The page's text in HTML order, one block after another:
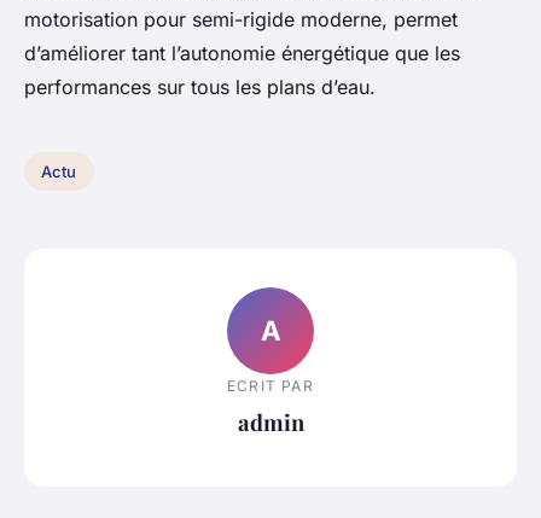
motorisation pour semi-rigide moderne, permet
d’améliorer tant l’autonomie énergétique que les
performances sur tous les plans d’eau.
Actu
A
ECRIT PAR
admin